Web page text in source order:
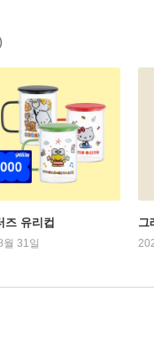
즈 유리컵
31일
그